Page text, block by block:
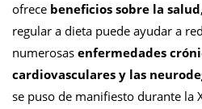
ofrece beneficios sobre la salud
regular a dieta puede ayudar a
numerosas enfermedades
cardiovasculares y las
se puso de manifiesto durante la